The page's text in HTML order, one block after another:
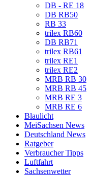
DB - RE 18
DB RB50
RB 33
trilex RB60
DB RB71
trilex RB61
trilex RE1
trilex RE2
MRB RB 30
MRB RB 45
MRB RE 3
MRB RE 6
Blaulicht
MeiSachsen News
Deutschland News
Ratgeber
Verbraucher Tipps
Luftfahrt
Sachsenwetter